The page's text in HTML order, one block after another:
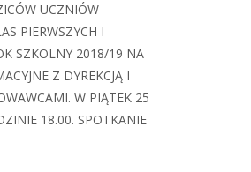
UCZNIÓW
PIERWSZYCH I
SZKOLNY 2018/19 NA
Z DYREKCJĄ I
W PIĄTEK 25
18.00. SPOTKANIE